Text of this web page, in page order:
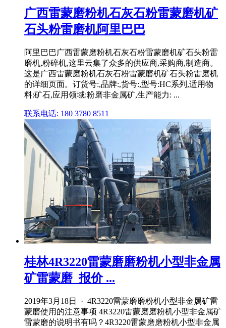
广西雷蒙磨粉机石灰石粉雷蒙磨机矿
石头粉雷磨机阿里巴巴
阿里巴巴广西雷蒙磨粉机石灰石粉雷蒙磨机矿石头粉雷
磨机,粉碎机,这里云集了众多的供应商,采购商,制造商。
这是广西雷蒙磨粉机石灰石粉雷蒙磨机矿石头粉雷磨机
的详细页面。订货号:,品牌:,货号:,型号:HC系列,适用物
料:矿石,应用领域:粉磨非金属矿,生产能力: ...
联系电话: 180 3780 8511
桂林4R3220雷蒙磨磨粉机小型非金属
矿雷蒙磨_报价 ...
2019年3月18日 · 4R3220雷蒙磨磨粉机小型非金属矿雷
蒙磨使用的注意事项 4R3220雷蒙磨磨粉机小型非金属矿
雷蒙磨的说明书有吗？4R3220雷蒙磨磨粉机小型非金属